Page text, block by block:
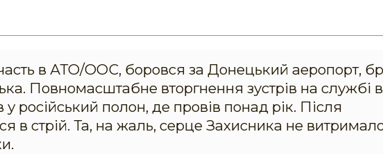
в АТО/ООС, боровся за Донецький аеропорт,
Повномасштабне вторгнення зустрів на службі в
російський полон, де провів понад рік. Після
в стрій. Та, на жаль, серце Захисника не